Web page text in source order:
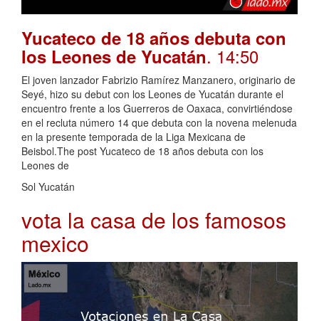
Yucateco de 18 años debuta con
los Leones de Yucatán. 14:50
El joven lanzador Fabrizio Ramírez Manzanero, originario de
Seyé, hizo su debut con los Leones de Yucatán durante el
encuentro frente a los Guerreros de Oaxaca, convirtiéndose
en el recluta número 14 que debuta con la novena melenuda
en la presente temporada de la Liga Mexicana de
Beisbol.The post Yucateco de 18 años debuta con los
Leones de
Sol Yucatán
vota la casa de los famosos
mexico